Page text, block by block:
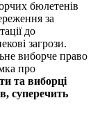
бюлетенів
за
до
загрози.
виборче право
про
та виборці
суперечить